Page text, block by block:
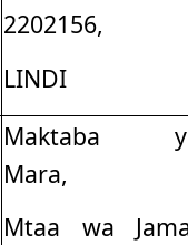
2202156,
LINDI
Maktaba
Mara,
Mtaa wa